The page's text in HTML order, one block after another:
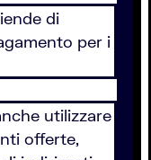
di
per i
utilizzare
offerte,